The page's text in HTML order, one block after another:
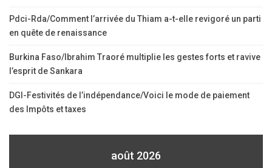
Pdci-Rda/Comment l’arrivée du Thiam a-t-elle revigoré un parti
en quête de renaissance
Burkina Faso/Ibrahim Traoré multiplie les gestes forts et ravive
l’esprit de Sankara
DGI-Festivités de l’indépendance/Voici le mode de paiement
des Impôts et taxes
août 2026